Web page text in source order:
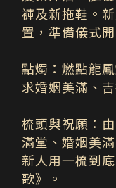
褲及新拖鞋。
置，準備儀式開
點燭：燃點龍
求婚姻美滿、
梳頭與祝願：
滿堂、婚姻美
新人用一梳到
歌》。